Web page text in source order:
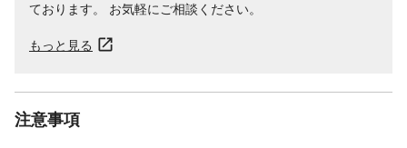
ております。 お気軽にご相談ください。
もっと見る
注意事項